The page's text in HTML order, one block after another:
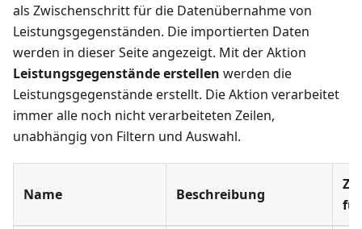
als Zwischenschritt für die Datenübernahme von
Leistungsgegenständen. Die importierten Daten
werden in dieser Seite angezeigt. Mit der Aktion
Leistungsgegenstände erstellen werden die
Leistungsgegenstände erstellt. Die Aktion verarbeitet
immer alle noch nicht verarbeiteten Zeilen,
unabhängig von Filtern und Auswahl.
Name Beschreibung
Zu